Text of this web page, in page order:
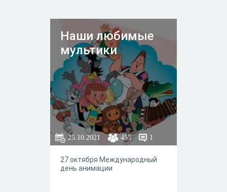
встретятся как классические
советские мультфильмы, так и
современные диснеевские
картины.6+
Наши любимые
мультики
25.10.2021 455 1
27 октября Международный
день анимации